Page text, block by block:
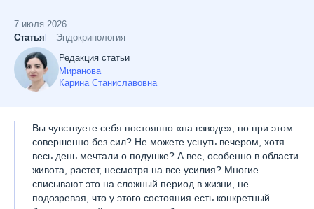
7 июля 2026
Статья
Эндокринология
Редакция статьи
Миранова
Карина Станиславовна
Вы чувствуете себя постоянно «на взводе», но при этом
совершенно без сил? Не можете уснуть вечером, хотя
весь день мечтали о подушке? А вес, особенно в области
живота, растет, несмотря на все усилия? Многие
списывают это на сложный период в жизни, не
подозревая, что у этого состояния есть конкретный